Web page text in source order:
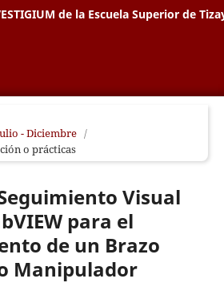
de la Escuela Superior de
- Diciembre /
o prácticas
Visual
para el
de un Brazo
Manipulador